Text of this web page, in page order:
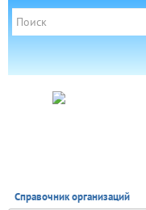
Справочник организаций